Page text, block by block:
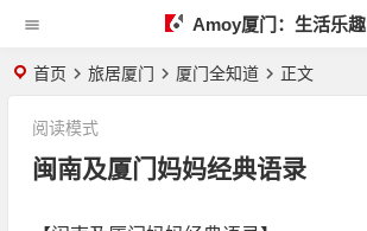
Amoy厦门：生活乐趣
首页 旅居厦门 厦门全知道 正文
闽南及厦门妈妈经典语录
阅读模式